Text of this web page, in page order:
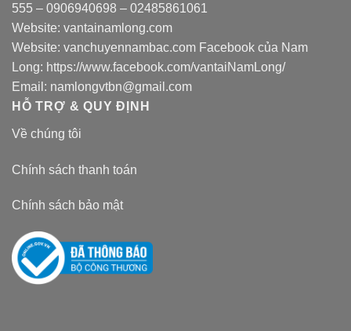
555 – 0906940698 – 02485861061
Website: vantainamlong.com
Website: vanchuyennambac.com Facebook của Nam
Long: https://www.facebook.com/vantaiNamLong/
Email: namlongvtbn@gmail.com
HỖ TRỢ & QUY ĐỊNH
Về chúng tôi
Chính sách thanh toán
Chính sách bảo mật